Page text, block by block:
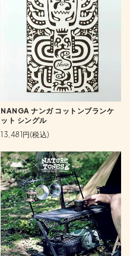
NANGA ナンガ コットンブランケ
ット シングル
13,481円(税込)